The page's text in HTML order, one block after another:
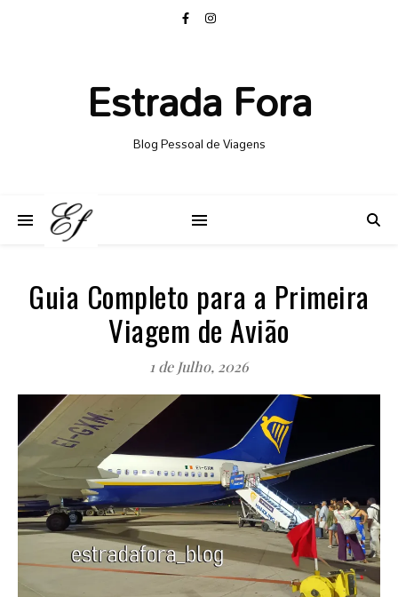
Estrada Fora
Blog Pessoal de Viagens
Guia Completo para a Primeira
Viagem de Avião
1 de Julho, 2026